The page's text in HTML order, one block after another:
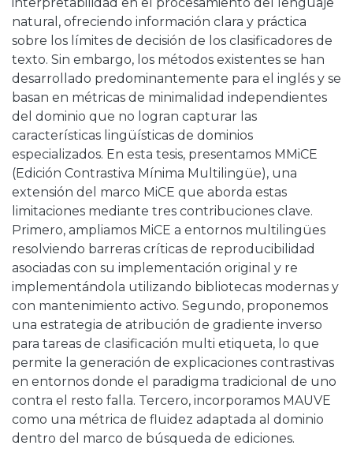
natural, ofreciendo información clara y práctica
sobre los límites de decisión de los clasificadores de
texto. Sin embargo, los métodos existentes se han
desarrollado predominantemente para el inglés y se
basan en métricas de minimalidad independientes
del dominio que no logran capturar las
características lingüísticas de dominios
especializados. En esta tesis, presentamos MMiCE
(Edición Contrastiva Mínima Multilingüe), una
extensión del marco MiCE que aborda estas
limitaciones mediante tres contribuciones clave.
Primero, ampliamos MiCE a entornos multilingües
resolviendo barreras críticas de reproducibilidad
asociadas con su implementación original y re
implementándola utilizando bibliotecas modernas y
con mantenimiento activo. Segundo, proponemos
una estrategia de atribución de gradiente inverso
para tareas de clasificación multi etiqueta, lo que
permite la generación de explicaciones contrastivas
en entornos donde el paradigma tradicional de uno
contra el resto falla. Tercero, incorporamos MAUVE
como una métrica de fluidez adaptada al dominio
dentro del marco de búsqueda de ediciones.